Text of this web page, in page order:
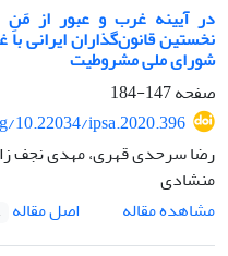
در آیینه غرب و عبور از مَنِ
نخستین قانون‌گذاران ایرانی
شورای ملی مشروطیت
صفحه147-184
10.22034/ipsa.2020.396
رضا سرحدی قهری، مهدی نجف
منشادی
مشاهده مقاله
اصل مقاله